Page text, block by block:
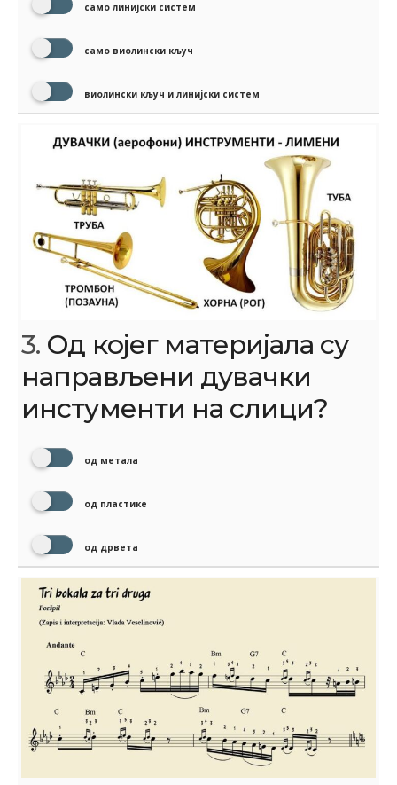
само линијски систем
само виолински кључ
виолински кључ и линијски систем
3. Од којег материјала су
направљени дувачки
инстументи на слици?
од метала
од пластике
од дрвета